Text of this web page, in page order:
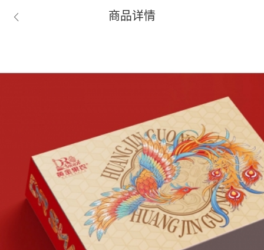
 商品详情